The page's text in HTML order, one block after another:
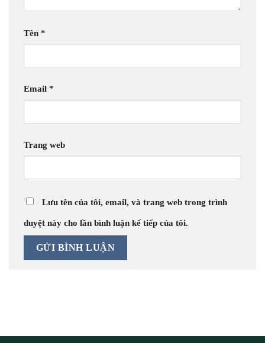
Tên *
Email *
Trang web
Lưu tên của tôi, email, và trang web trong trình
duyệt này cho lần bình luận kế tiếp của tôi.